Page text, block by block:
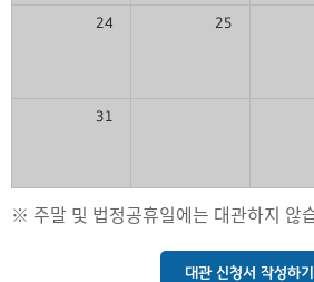
24 25
31
※ 주말 및 법정공휴일에는 대관하지 않
대관 신청서 작성하기